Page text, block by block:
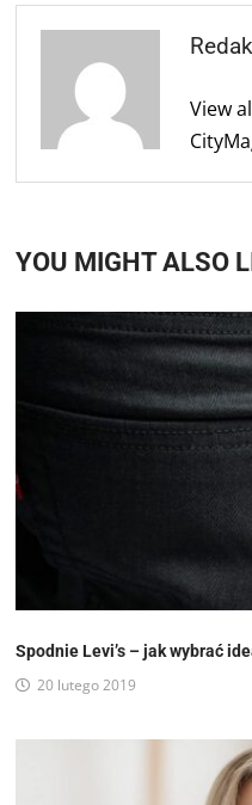
View
YOU MIGHT ALSO
Spodnie Levi’s – jak wybrać
20 lutego 2019